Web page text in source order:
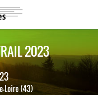
2023
Loire (43)